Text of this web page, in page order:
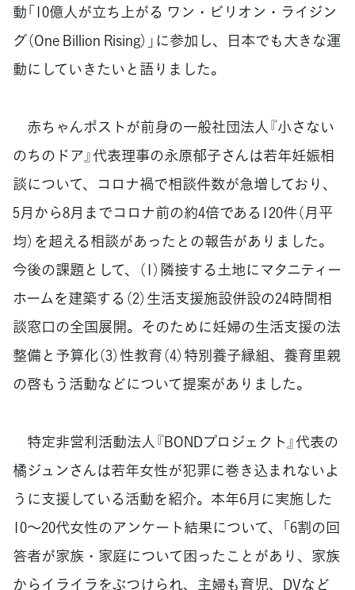
動「10億人が立ち上がる ワン・ビリオン・ライジン
グ（One Billion Rising）」に参加し、日本でも大きな運
動にしていきたいと語りました。
赤ちゃんポストが前身の一般社団法人『小さない
のちのドア』代表理事の永原郁子さんは若年妊娠相
談について、コロナ禍で相談件数が急増しており、
5月から8月までコロナ前の約4倍である120件（月平
均）を超える相談があったとの報告がありました。
今後の課題として、（1）隣接する土地にマタニティー
ホームを建築する（2）生活支援施設併設の24時間相
談窓口の全国展開。そのために妊婦の生活支援の法
整備と予算化（3）性教育（4）特別養子縁組、養育里親
の啓もう活動などについて提案がありました。
特定非営利活動法人『BONDプロジェクト』代表の
橘ジュンさんは若年女性が犯罪に巻き込まれないよ
うに支援している活動を紹介。本年6月に実施した
10～20代女性のアンケート結果について、「6割の回
答者が家族・家庭について困ったことがあり、家族
からイライラをぶつけられ、主婦も育児、DVなど